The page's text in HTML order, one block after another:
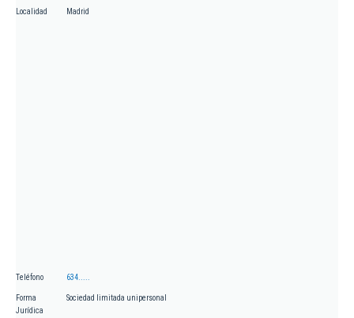
Localidad Madrid
Teléfono 634.....
Forma
Jurídica
Sociedad limitada unipersonal